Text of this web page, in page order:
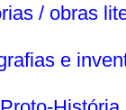
/ obras
e